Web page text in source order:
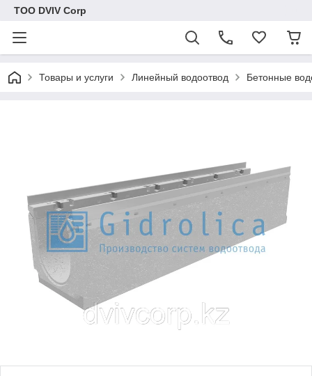
ТОО DVIV Corp
Товары и услуги Линейный водоотвод Бетонные